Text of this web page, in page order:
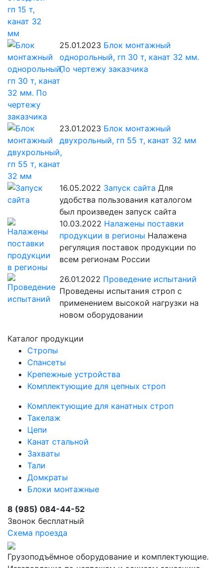
25.01.2023 Блок монтажный
однорольный, гп 30 т, канат 32 мм.
По чертежу заказчика
23.01.2023 Блок монтажный
двухрольный, гп 55 т, канат 32 мм
16.05.2022 Запуск сайта Для
удобства пользования каталогом
был произведен запуск сайта
10.03.2022 Налажены поставки
продукции в регионы Налажена
регуляция поставок продукции по
всем регионам России
26.01.2022 Проведение испытаний
Проведены испытания строп с
применением высокой нагрузки на
новом оборудовании
Каталог продукции
Стропы
Спансеты
Крепежные устройства
Комплектующие для цепных строп
Комплектующие для канатных строп
Такелаж
Цепи
Канат стальной
Захваты
Тали
Домкраты
Блоки монтажные
8 (985) 084-44-52
Звонок бесплатный
Схема проезда
Грузоподъёмное оборудование и комплектующие.